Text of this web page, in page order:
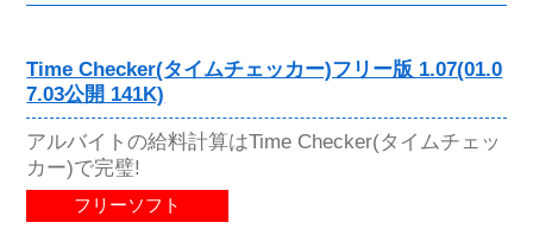
Time Checker(タイムチェッカー)フリー版 1.07(01.0
7.03公開 141K)
アルバイトの給料計算はTime Checker(タイムチェッ
カー)で完璧!
フリーソフト